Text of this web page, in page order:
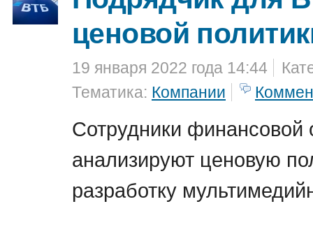
ценовой
19 января 2022 года 14:44
Тематика: Компании
Сотрудники финансовой
анализируют ценовую
разработку